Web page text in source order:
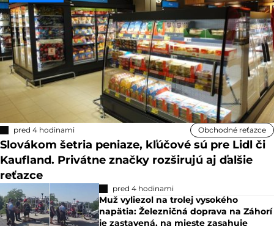
pred 4 hodinami Obchodné reťazce
Slovákom šetria peniaze, kľúčové sú pre Lidl či
Kaufland. Privátne značky rozširujú aj ďalšie
reťazce
pred 4 hodinami
Muž vyliezol na trolej vysokého
napätia: Železničná doprava na Záhorí
je zastavená, na mieste zasahuje